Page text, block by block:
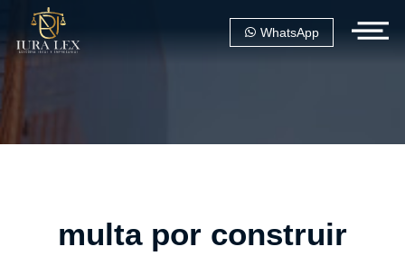
WhatsApp
multa por construir